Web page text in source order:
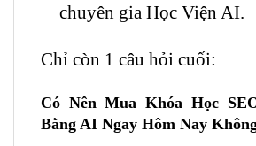
chuyên gia Học Viện AI.
Chỉ còn 1 câu hỏi cuối:
Có Nên Mua Khóa Học
Bằng AI Ngay Hôm Nay